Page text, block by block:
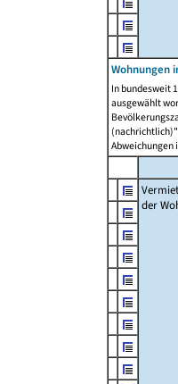
Wohnungen
In bundesweit
ausgewählt
Abweichungen
der